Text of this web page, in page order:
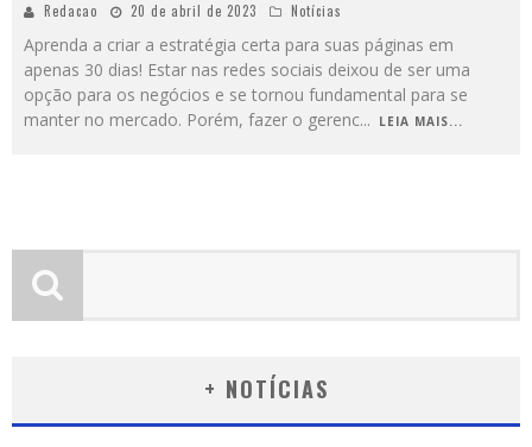
Redacao 20 de abril de 2023 Notícias
Aprenda a criar a estratégia certa para suas páginas em
apenas 30 dias! Estar nas redes sociais deixou de ser uma
opção para os negócios e se tornou fundamental para se
manter no mercado. Porém, fazer o gerenc... LEIA MAIS...
+ NOTÍCIAS